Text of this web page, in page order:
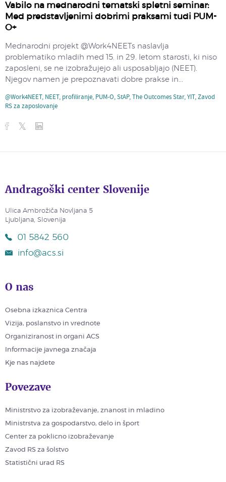
Vabilo na mednarodni tematski spletni seminar:
Med predstavljenimi dobrimi praksami tudi PUM-
O+
Mednarodni projekt @Work4NEETs naslavlja
problematiko mladih med 15. in 29. letom starosti, ki niso
zaposleni, se ne izobražujejo ali usposabljajo (NEET).
Njegov namen je prepoznavati dobre prakse in...
@Work4NEET, NEET, profiliranje, PUM-O,StAP,The Outcomes Star,YIT,Zavod
RS za zaposlovanje
Andragoški center Slovenije
Ulica Ambrožiča Novljana 5
Ljubljana, Slovenija
01 5842 560
info@acs.si
O nas
Osebna izkaznica Centra
Vizija, poslanstvo in vrednote
Organiziranost in organi ACS
Informacije javnega značaja
Kje nas najdete
Povezave
Ministrstvo za izobraževanje, znanost in mladino
Ministrstva za gospodarstvo, delo in šport
Center za poklicno izobraževanje
Zavod RS za šolstvo
Statistični urad RS